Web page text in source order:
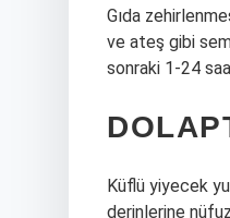
Gıda
ve ateş gibi
sonraki 1-24
Küflü yiyecek
derinlerine